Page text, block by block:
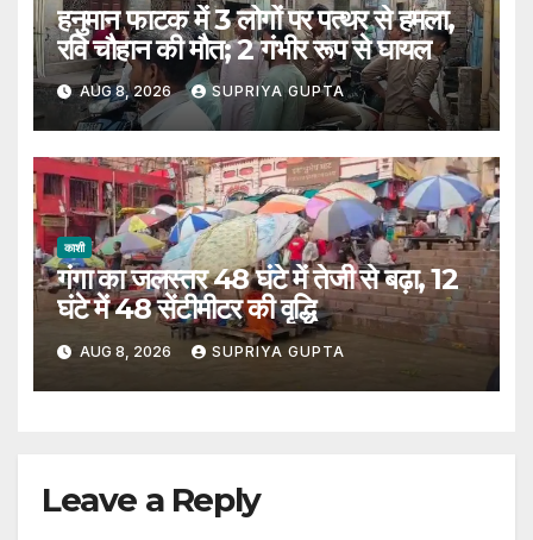
हनुमान फाटक में 3 लोगों पर पत्थर से हमला,
रवि चौहान की मौत; 2 गंभीर रूप से घायल
AUG 8, 2026 SUPRIYA GUPTA
काशी
गंगा का जलस्तर 48 घंटे में तेजी से बढ़ा, 12
घंटे में 48 सेंटीमीटर की वृद्धि
AUG 8, 2026 SUPRIYA GUPTA
Leave a Reply